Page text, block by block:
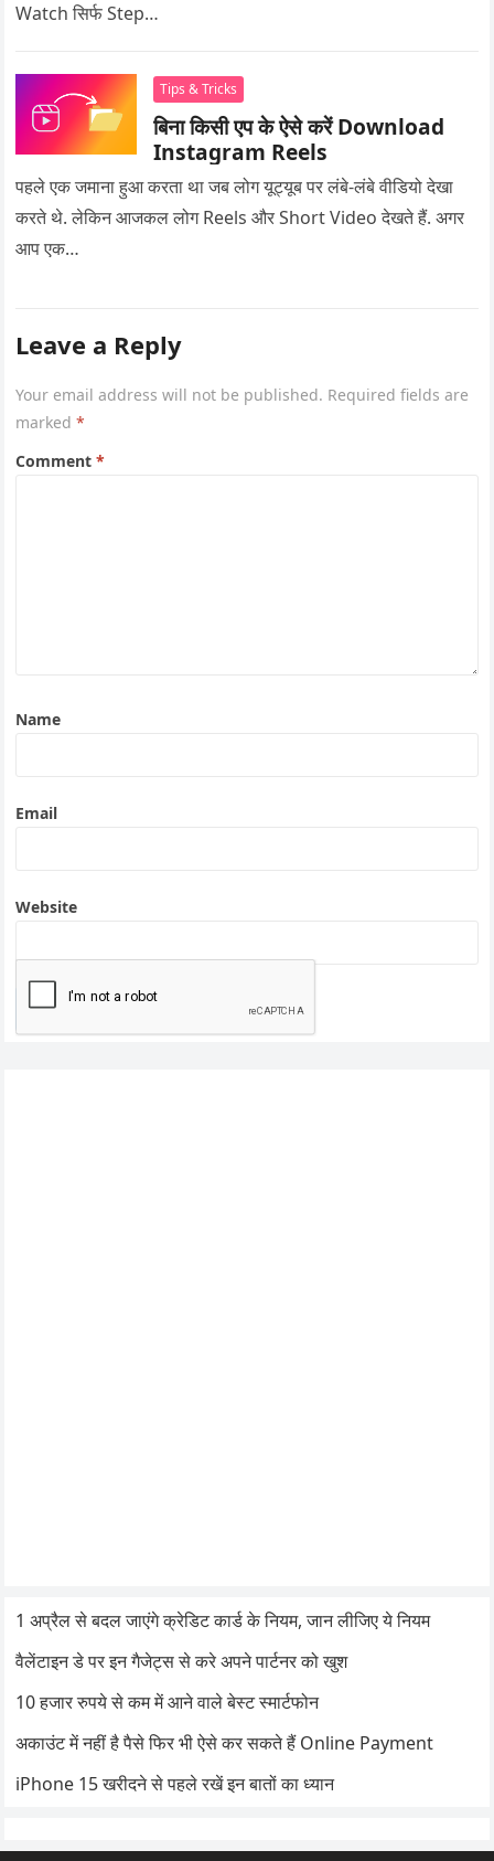
Watch सिर्फ Step…
Tips & Tricks
बिना किसी एप के ऐसे करें Download
Instagram Reels
पहले एक जमाना हुआ करता था जब लोग यूट्यूब पर लंबे-लंबे वीडियो देखा
करते थे. लेकिन आजकल लोग Reels और Short Video देखते हैं. अगर
आप एक…
Leave a Reply
Your email address will not be published. Required fields are
marked*
Comment*
Name
Email
Website
1 अप्रैल से बदल जाएंगे क्रेडिट कार्ड के नियम, जान लीजिए ये नियम
वैलेंटाइन डे पर इन गैजेट्स से करे अपने पार्टनर को खुश
10 हजार रुपये से कम में आने वाले बेस्ट स्मार्टफोन
अकाउंट में नहीं है पैसे फिर भी ऐसे कर सकते हैं Online Payment
iPhone 15 खरीदने से पहले रखें इन बातों का ध्यान